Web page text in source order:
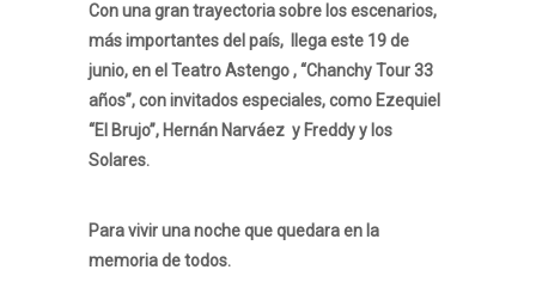
Con una gran trayectoria sobre los escenarios,
más importantes del país, llega este 19 de
junio, en el Teatro Astengo , “Chanchy Tour 33
años”, con invitados especiales, como Ezequiel
“El Brujo”, Hernán Narváez y Freddy y los
Solares.
Para vivir una noche que quedara en la
memoria de todos.